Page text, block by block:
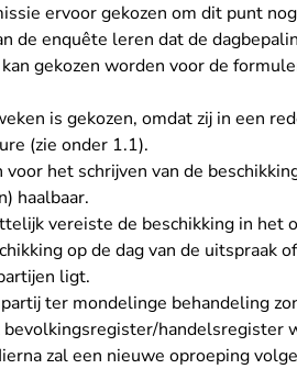
ervoor gekozen om dit punt
de enquête leren dat de
gekozen worden voor de
is gekozen, omdat zij in een
(zie onder 1.1).
het schrijven van de
haalbaar.
vereiste de beschikking in het
op de dag van de uitspraak
ligt.
ter mondelinge behandeling
handelsregister
zal een nieuwe oproeping